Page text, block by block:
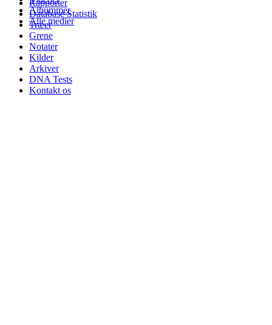
Albummer
Alle medier
Rapporter
Database Statistik
Træer
Grene
Notater
Kilder
Arkiver
DNA Tests
Kontakt os